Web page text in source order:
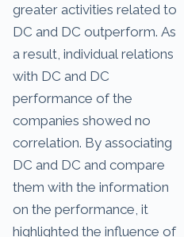
greater activities related to
DC and DC outperform. As
a result, individual relations
with DC and DC
performance of the
companies showed no
correlation. By associating
DC and DC and compare
them with the information
on the performance, it
highlighted the influence of